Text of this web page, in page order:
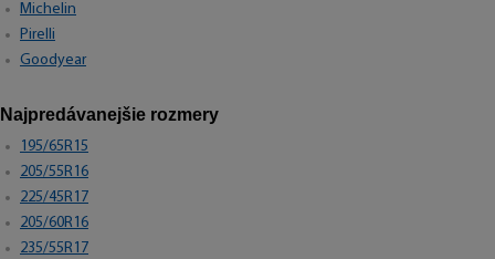
Michelin
Pirelli
Goodyear
Najpredávanejšie rozmery
195/65R15
205/55R16
225/45R17
205/60R16
235/55R17